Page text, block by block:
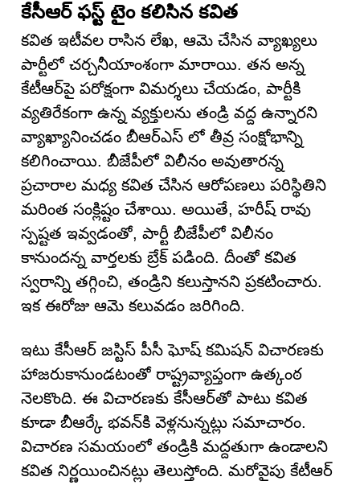
కేసీఆర్ ఫస్ట్ టైం కలిసిన కవిత
కవిత ఇటీవల రాసిన లేఖ, ఆమె చేసిన వ్యాఖ్యలు
పార్టీలో చర్చనీయాంశంగా మారాయి. తన అన్న
కేటీఆర్‌పై పరోక్షంగా విమర్శలు చేయడం, పార్టీకి
వ్యతిరేకంగా ఉన్న వ్యక్తులను తండ్రి వద్ద ఉన్నారని
వ్యాఖ్యానించడం బీఆర్ఎస్ లో తీవ్ర సంక్షోభాన్ని
కలిగించాయి. బీజేపీలో విలీనం అవుతారన్న
ప్రచారాల మధ్య కవిత చేసిన ఆరోపణలు పరిస్థితిని
మరింత సంక్లిష్టం చేశాయి. అయితే, హరీష్ రావు
స్పష్టత ఇవ్వడంతో, పార్టీ బీజేపీలో విలీనం
కానుందన్న వార్తలకు బ్రేక్ పడింది. దీంతో కవిత
స్వరాన్ని తగ్గించి, తండ్రిని కలుస్తానని ప్రకటించారు.
ఇక ఈరోజు ఆమె కలువడం జరిగింది.
ఇటు కేసీఆర్ జస్టిస్ పీసీ ఘోష్ కమిషన్ విచారణకు
హాజరుకానుండటంతో రాష్ట్రవ్యాప్తంగా ఉత్కంఠ
నెలకొంది. ఈ విచారణకు కేసీఆర్‌తో పాటు కవిత
కూడా బీఆర్కే భవన్‌కి వెళ్లనున్నట్లు సమాచారం.
విచారణ సమయంలో తండ్రికి మద్దతుగా ఉండాలని
కవిత నిర్ణయించినట్లు తెలుస్తోంది. మరోవైపు కేటీఆర్